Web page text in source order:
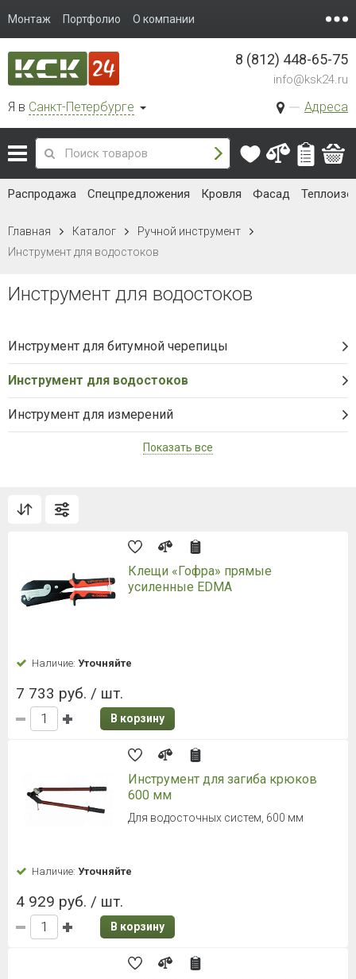
Монтаж Портфолио О компании
Я в Санкт-Петербурге Адреса
8 (812) 448-65-75
info@ksk24.ru
Распродажа Спецпредложения Кровля Фасад
Главная Каталог
Ручной инструмент
Инструмент для водостоков
Инструмент для водостоков
Инструмент для битумной черепицы
Инструмент для водостоков
Инструмент для измерений
Показать все
Клещи «Гофра» прямые
усиленные EDMA
Наличие: Уточняйте
7 733 руб. / шт.
В корзину
Инструмент для загиба крюков
600 мм
Для водосточных систем, 600 мм
Наличие: Уточняйте
4 929 руб. / шт.
В корзину